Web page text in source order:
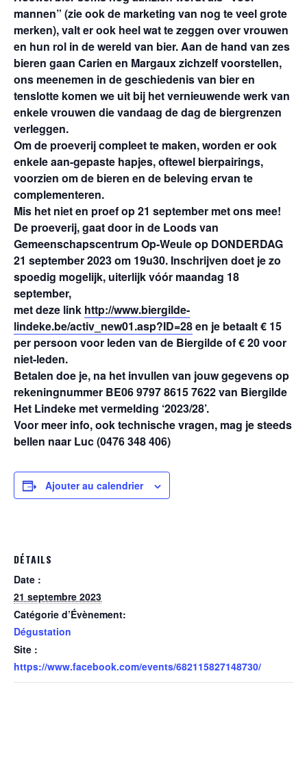
mannen” (zie ook de marketing van nog te veel grote
merken), valt er ook heel wat te zeggen over vrouwen
en hun rol in de wereld van bier. Aan de hand van zes
bieren gaan Carien en Margaux zichzelf voorstellen,
ons meenemen in de geschiedenis van bier en
tenslotte komen we uit bij het vernieuwende werk van
enkele vrouwen die vandaag de dag de biergrenzen
verleggen.
Om de proeverij compleet te maken, worden er ook
enkele aan-gepaste hapjes, oftewel bierpairings,
voorzien om de bieren en de beleving ervan te
complementeren.
Mis het niet en proef op 21 september met ons mee!
De proeverij, gaat door in de Loods van
Gemeenschapscentrum Op-Weule op DONDERDAG
21 september 2023 om 19u30. Inschrijven doet je zo
spoedig mogelijk, uiterlijk vóór maandag 18
september,
met deze link http://www.biergilde-
lindeke.be/activ_new01.asp?ID=28en je betaalt € 15
per persoon voor leden van de Biergilde of € 20 voor
niet-leden.
Betalen doe je, na het invullen van jouw gegevens op
rekeningnummer BE06 9797 8615 7622 van Biergilde
Het Lindeke met vermelding ‘2023/28’.
Voor meer info, ook technische vragen, mag je steeds
bellen naar Luc (0476 348 406)
Ajouter au calendrier
DÉTAILS
Date :
21 septembre 2023
Catégorie d’Évènement:
Dégustation
Site :
https://www.facebook.com/events/682115827148730/